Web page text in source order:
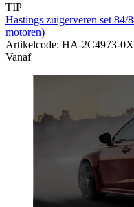
TIP
Hastings zuigerveren set
motoren)
Artikelcode: HA-2C4973-
Vanaf